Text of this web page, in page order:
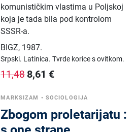
komunističkim vlastima u Poljskoj
koja je tada bila pod kontrolom
SSSR-a.
BIGZ, 1987.
Srpski. Latinica.Tvrde korice s ovitkom.
11,48 8,61 €
MARKSIZAM • SOCIOLOGIJA
Zbogom proletarijatu :